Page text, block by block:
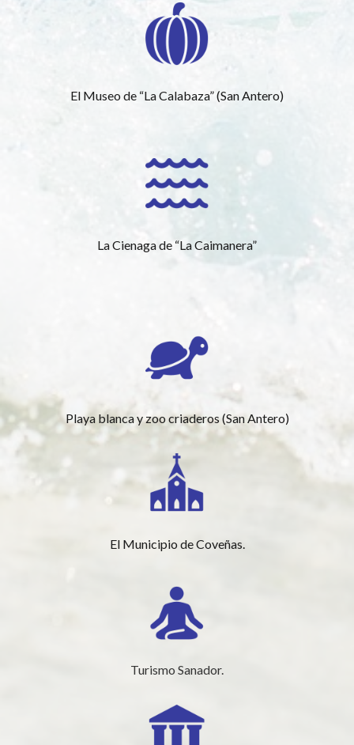
El Museo de “La Calabaza” (San Antero)
La Cienaga de “La Caimanera”
Playa blanca y zoo criaderos (San Antero)
El Municipio de Coveñas.
Turismo Sanador.